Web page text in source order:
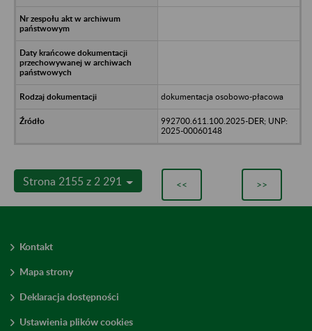
dokumentacja osobowo-płacowa
992700.611.100.2025-DER; UNP:
2025-00060148
Strona 2155 z 2 291 << >>
Kontakt
Mapa strony
Deklaracja dostępności
Ustawienia plików cookies